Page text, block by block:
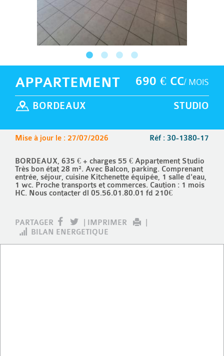
690 € CC/ MOIS
APPARTEMENT
STUDIO
BORDEAUX
Réf : 30-1380-17
Mise à jour le : 27/07/2026
BORDEAUX, 635 € + charges 55 € Appartement Studio
Très bon état 28 m². Avec Balcon, parking. Comprenant
entrée, séjour, cuisine Kitchenette équipée, 1 salle d'eau,
1 wc. Proche transports et commerces. Caution : 1 mois
HC. Nous contacter dl 05.56.01.80.01 fd 210€
PARTAGER IMPRIMER
BILAN ENERGETIQUE